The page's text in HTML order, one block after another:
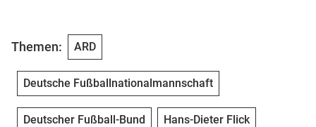
Themen: ARD
Deutsche Fußballnationalmannschaft
Deutscher Fußball-Bund Hans-Dieter Flick